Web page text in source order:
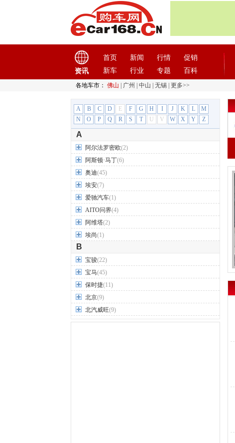
资讯
首页 新闻 行情
促销
新车
行业 专题 百科
各地车市： 佛山 广州 中山 无锡 更多>>
A B C D E F G H I J K L
M
N
O P Q R S T U V W X Y Z
A
阿尔法罗密欧(2)
阿斯顿·马丁(6)
奥迪(45)
埃安(7)
爱驰汽车(1)
AITO问界(4)
阿维塔(2)
埃尚(1)
B
宝骏(22)
宝马(45)
保时捷(11)
北京(9)
北汽威旺(9)
北汽制造(7)